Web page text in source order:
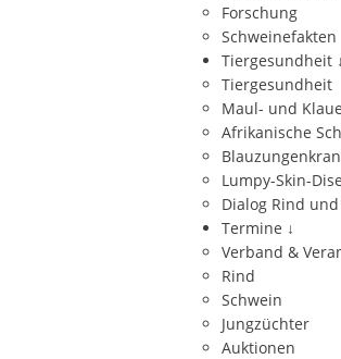
Forschung
Schweinefakten
Tiergesundheit ↓
Tiergesundheit
Maul- und
Afrikanische
Lumpy-Skin-
Dialog Rind
Termine ↓
Verband &
Rind
Schwein
Jungzüchter
Auktionen